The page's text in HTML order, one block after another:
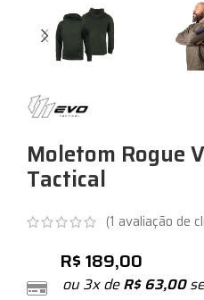
Moletom Rogue
Tactical
(1 avaliação de
R$189,00
ou 3x deR$63,00